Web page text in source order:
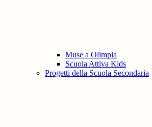
Muse a Olimpia
Scuola Attiva Kids
Progetti della Scuola Secondaria